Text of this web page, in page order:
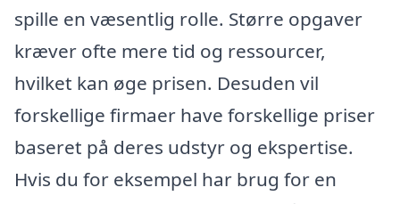
spille en væsentlig rolle. Større opgaver
kræver ofte mere tid og ressourcer,
hvilket kan øge prisen. Desuden vil
forskellige firmaer have forskellige priser
baseret på deres udstyr og ekspertise.
Hvis du for eksempel har brug for en